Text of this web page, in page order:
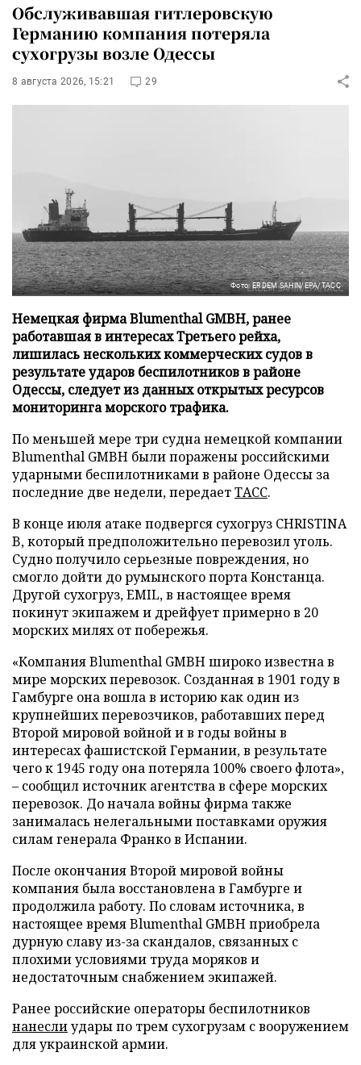
Обслуживавшая гитлеровскую
Германию компания потеряла
сухогрузы возле Одессы
8 августа 2026, 15:21 29
Фото: ERDEM SAHIN/EPA/ТАСС
Немецкая фирма Blumenthal GMBH, ранее
работавшая в интересах Третьего рейха,
лишилась нескольких коммерческих судов в
результате ударов беспилотников в районе
Одессы, следует из данных открытых ресурсов
мониторинга морского трафика.
По меньшей мере три судна немецкой компании
Blumenthal GMBH были поражены российскими
ударными беспилотниками в районе Одессы за
последние две недели, передаетТАСС.
В конце июля атаке подвергся сухогруз CHRISTINA
B, который предположительно перевозил уголь.
Судно получило серьезные повреждения, но
смогло дойти до румынского порта Констанца.
Другой сухогруз, EMIL, в настоящее время
покинут экипажем и дрейфует примерно в 20
морских милях от побережья.
«Компания Blumenthal GMBH широко известна в
мире морских перевозок. Созданная в 1901 году в
Гамбурге она вошла в историю как один из
крупнейших перевозчиков, работавших перед
Второй мировой войной и в годы войны в
интересах фашистской Германии, в результате
чего к 1945 году она потеряла 100% своего флота»,
– сообщил источник агентства в сфере морских
перевозок. До начала войны фирма также
занималась нелегальными поставками оружия
силам генерала Франко в Испании.
После окончания Второй мировой войны
компания была восстановлена в Гамбурге и
продолжила работу. По словам источника, в
настоящее время Blumenthal GMBH приобрела
дурную славу из-за скандалов, связанных с
плохими условиями труда моряков и
недостаточным снабжением экипажей.
Ранее российские операторы беспилотников
нанеслиудары по трем сухогрузам с вооружением
для украинской армии.